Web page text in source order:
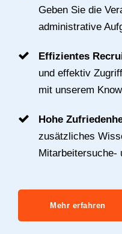
Geben Sie die
administrative
Effizientes
und effektiv
mit unserem
Hohe
zusätzliches
Mitarbeitersuche-
Mehr erfahren